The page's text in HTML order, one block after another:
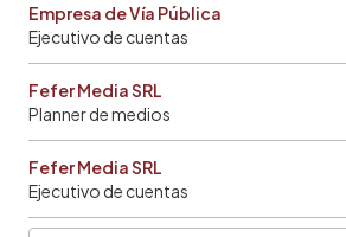
Empresa de Vía Pública
Ejecutivo de cuentas
Fefer Media SRL
Planner de medios
Fefer Media SRL
Ejecutivo de cuentas